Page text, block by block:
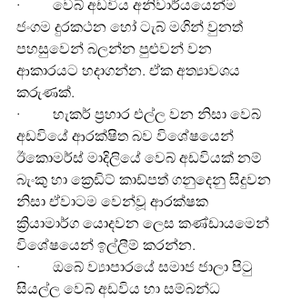
·         වෙබ් අඩවිය අනිවාර්යයෙන්ම
ජංගම දුරකථන හෝ ටැබ් මගින් වුනත්
පහසුවෙන් බලන්න පුළුවන් වන
ආකාරයට හදාගන්න. ඒක අත්‍යාවශය
කරුණක්.
·         හැකර් ප්‍රහාර එල්ල වන නිසා වෙබ්
අඩවියේ ආරක්ෂිත බව විශේෂයෙන්
ඊකොමර්ස් මාදිලියේ වෙබ් අඩවියක් නම්
බැංකු හා ක්‍රෙඩිට් කාඩ්පත් ගනුදෙනු සිදුවන
නිසා ඒවාටම වෙන්වූ ආරක්ෂක
ක්‍රියාමාර්ග යොදවන ලෙස කණ්ඩායමෙන්
විශේෂයෙන් ඉල්ලීම් කරන්න.
·         ඔබේ ව්‍යාපාරයේ සමාජ ජාලා පිටු
සියල්ල වෙබ් අඩවිය හා සම්බන්ධ